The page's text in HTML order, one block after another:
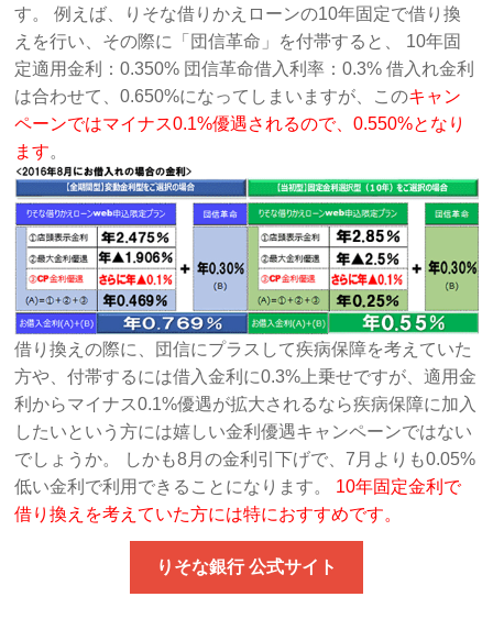
す。 例えば、りそな借りかえローンの10年固定で借り換
えを行い、その際に「団信革命」を付帯すると、 10年固
定適用金利：0.350% 団信革命借入利率：0.3% 借入れ金利
は合わせて、0.650%になってしまいますが、このキャン
ペーンではマイナス0.1%優遇されるので、0.550%となり
ます。
借り換えの際に、団信にプラスして疾病保障を考えていた
方や、付帯するには借入金利に0.3%上乗せですが、適用金
利からマイナス0.1%優遇が拡大されるなら疾病保障に加入
したいという方には嬉しい金利優遇キャンペーンではない
でしょうか。 しかも8月の金利引下げで、7月よりも0.05%
低い金利で利用できることになります。 10年固定金利で
借り換えを考えていた方には特におすすめです。
りそな銀行 公式サイト